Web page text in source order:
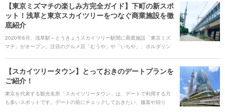
【東京ミズマチの楽しみ方完全ガイド】下町の新スポ
ット！浅草と東京スカイツリーをつなぐ商業施設を徹
底紹介
2020年6月、浅草駅～とうきょうスカイツリー駅間に商業施設「東京ミズ
マチ」がオープン。注目のグルメ店「むうや」や「いちや」、ボルダリン
く解説します。 # 東京ミズマチを動画でもご紹介！
[youtube:id:sYkeAny7g6A]
【スカイツリータウン】とっておきのデートプランを
ご紹介！
東京を代表する観光名所「スカイツリータウン」は、デートで利用する方
も多いスポットです。デートの前にチェックしておきたい、服装や回り